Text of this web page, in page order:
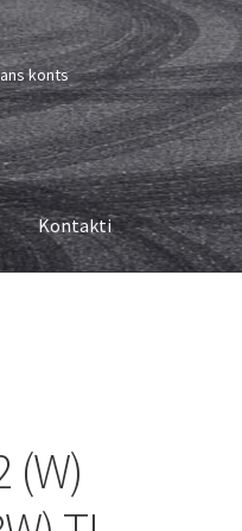
konts
Kontakti
(W)